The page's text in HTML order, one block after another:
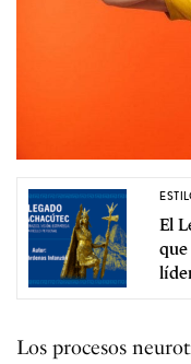
El
Los procesos